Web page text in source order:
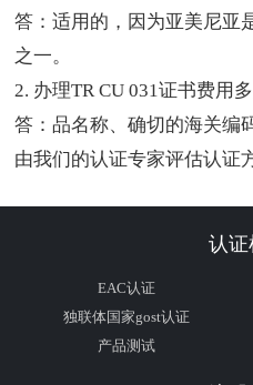
答：适用的，因为亚美尼亚
之一。
2. 办理TR CU 031证书费用多
答：品名称、确切的海关编
由我们的认证专家评估认证
认证
EAC认证
独联体国家gost认证
产品测试